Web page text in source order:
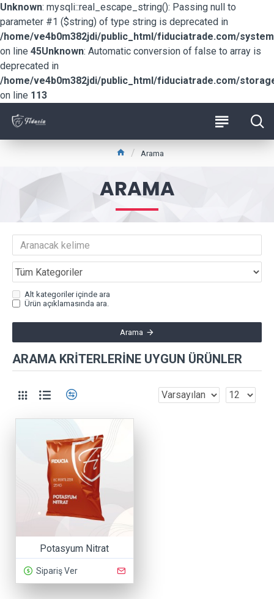
Unknown: mysqli::real_escape_string(): Passing null to
parameter #1 ($string) of type string is deprecated in
/home/ve4b0m382jdi/public_html/fiduciatrade.com/
on line 45Unknown: Automatic conversion of false to array is
deprecated in
/home/ve4b0m382jdi/public_html/fiduciatrade.com/
on line 113
Arama
ARAMA
Alt kategoriler içinde ara
Ürün açıklamasında ara.
Arama
ARAMA KRITERLERINE UYGUN ÜRÜNLER
Potasyum Nitrat
Sipariş Ver